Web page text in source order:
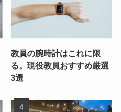
教員の腕時計はこれに限
る。現役教員おすすめ厳選
3選